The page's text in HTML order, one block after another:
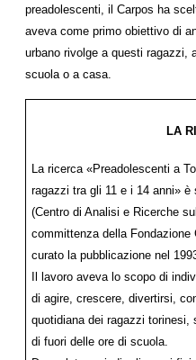
preadolescenti, il Carpos ha
aveva come primo obiettivo di
urbano rivolge a questi ragazzi,
scuola o a casa.
LA
La ricerca «Preadolescenti a
ragazzi tra gli 11 e i 14 anni»
(Centro di Analisi e Ricerche
committenza della Fondazione
curato la pubblicazione nel
Il lavoro aveva lo scopo di
di agire, crescere, divertirsi,
quotidiana dei ragazzi torinesi,
di fuori delle ore di scuola.